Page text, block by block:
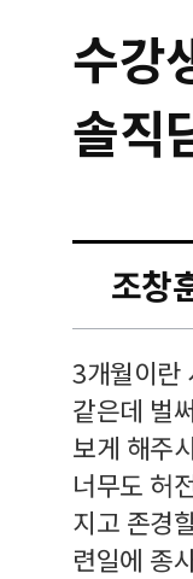
수강
솔직
조창
3개월이란
같은데 벌
보게 해주
너무도 허
지고 존경
련일에 종